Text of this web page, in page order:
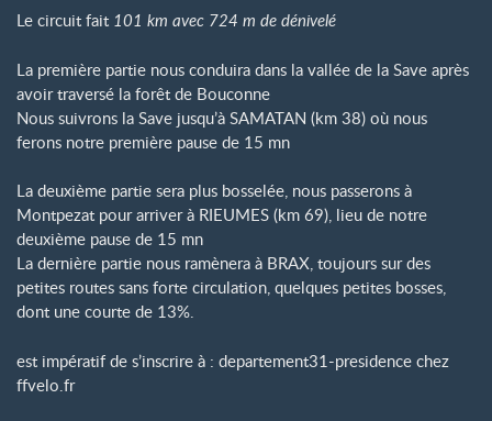
Le circuit fait 101 km avec 724 m de dénivelé
La première partie nous conduira dans la vallée de la Save après
avoir traversé la forêt de Bouconne
Nous suivrons la Save jusqu’à SAMATAN (km 38) où nous
ferons notre première pause de 15 mn
La deuxième partie sera plus bosselée, nous passerons à
Montpezat pour arriver à RIEUMES (km 69), lieu de notre
deuxième pause de 15 mn
La dernière partie nous ramènera à BRAX, toujours sur des
petites routes sans forte circulation, quelques petites bosses,
dont une courte de 13%.
est impératif de s’inscrire à : departement31-presidence chez
ffvelo.fr